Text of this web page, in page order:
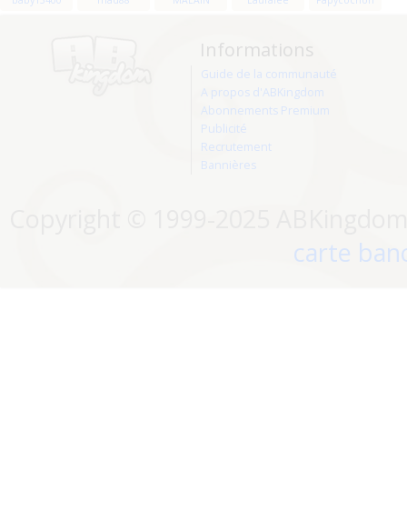
Informations
Guide de la communauté
A propos d'ABKingdom
Abonnements Premium
Publicité
Recrutement
Bannières
carte